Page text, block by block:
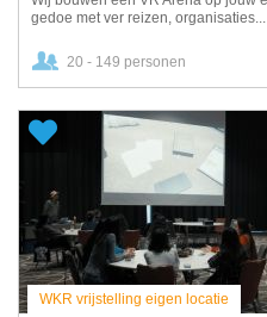
gedoe met ver reizen, organisaties...
20 - 149 personen
WKR vrijstelling eigen locatie